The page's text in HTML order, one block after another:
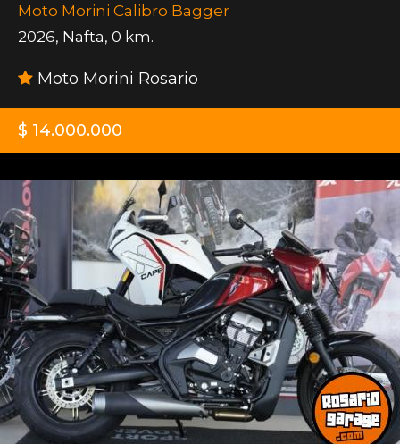
Moto Morini Calibro Bagger
2026, Nafta, 0 km.
Moto Morini Rosario
$ 14.000.000